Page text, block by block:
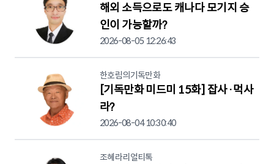
해외 소득으로도 캐나다 모기지 승
인이 가능할까?
2026-08-05 12:26:43
한호림의기독만화
[기독만화 미드미 15화] 잡사·먹사
라?
2026-08-04 10:30:40
조혜라리얼티톡